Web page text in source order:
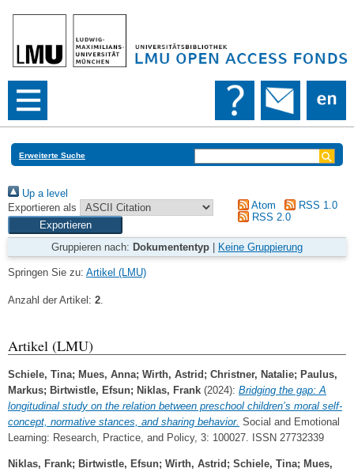
Erweiterte Suche
Up a level
Exportieren als
Atom
RSS 1.0
RSS 2.0
Gruppieren nach: Dokumententyp Keine Gruppierung
Springen Sie zu: Artikel (LMU)
Anzahl der Artikel: 2.
Artikel (LMU)
Schiele, Tina; Mues, Anna; Wirth, Astrid ; Christner, Natalie; Paulus,
Markus; Birtwistle, Efsun; Niklas, Frank (2024): Bridging the gap: A
longitudinal study on the relation between preschool children’s moral self-
concept, normative stances, and sharing behavior. Social and Emotional
Learning: Research, Practice, and Policy, 3: 100027. ISSN 27732339
Niklas, Frank; Birtwistle, Efsun; Wirth, Astrid ; Schiele, Tina; Mues,